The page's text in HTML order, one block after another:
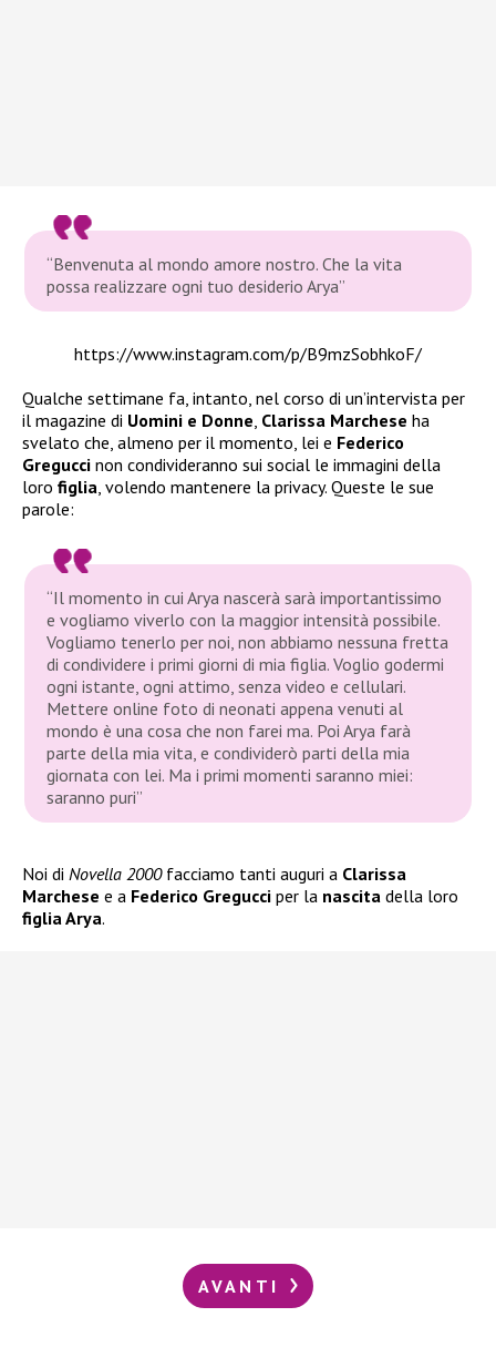
“Benvenuta al mondo amore nostro. Che la vita
possa realizzare ogni tuo desiderio Arya”
https://www.instagram.com/p/B9mzSobhkoF/
Qualche settimane fa, intanto, nel corso di un’intervista per
il magazine di Uomini e Donne, Clarissa Marchese ha
svelato che, almeno per il momento, lei e Federico
Gregucci non condivideranno sui social le immagini della
loro figlia, volendo mantenere la privacy. Queste le sue
parole:
“Il momento in cui Arya nascerà sarà importantissimo
e vogliamo viverlo con la maggior intensità possibile.
Vogliamo tenerlo per noi, non abbiamo nessuna fretta
di condividere i primi giorni di mia figlia. Voglio godermi
ogni istante, ogni attimo, senza video e cellulari.
Mettere online foto di neonati appena venuti al
mondo è una cosa che non farei ma. Poi Arya farà
parte della mia vita, e condividerò parti della mia
giornata con lei. Ma i primi momenti saranno miei:
saranno puri”
Noi di Novella 2000facciamo tanti auguri a Clarissa
Marchese e a Federico Gregucci per la nascita della loro
figlia Arya.
AVANTI